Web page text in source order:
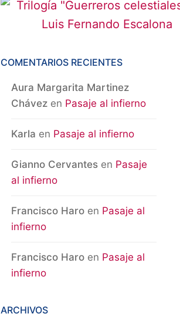
COMENTARIOS RECIENTES
Aura Margarita Martinez
Chávez en Pasaje al infierno
Karla en Pasaje al infierno
Gianno Cervantes en Pasaje
al infierno
Francisco Haro en Pasaje al
infierno
Francisco Haro en Pasaje al
infierno
ARCHIVOS